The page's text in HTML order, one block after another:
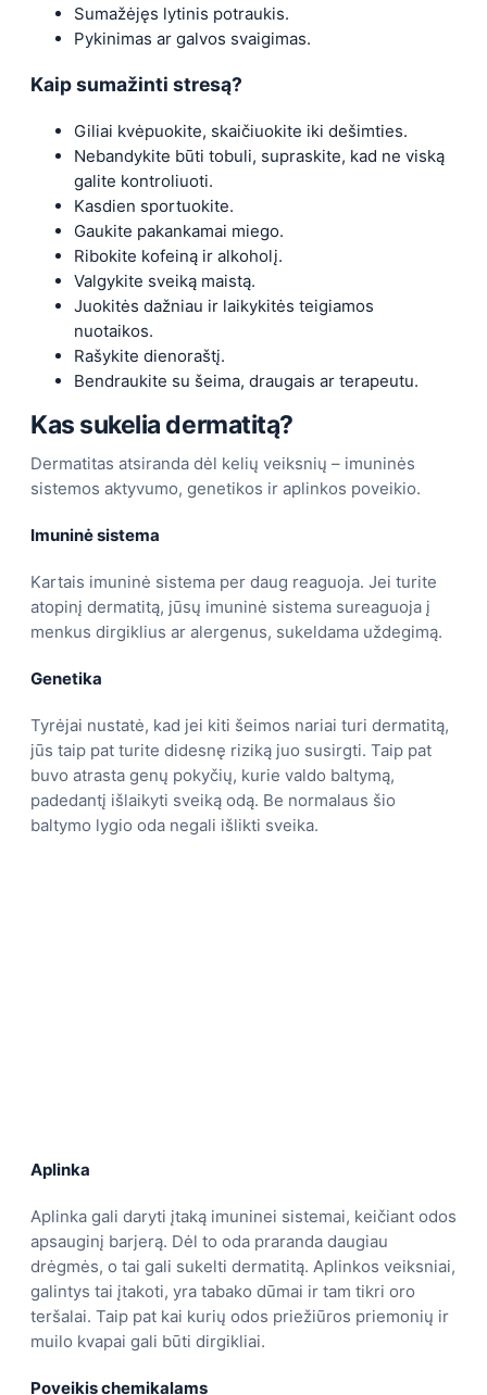
Sumažėjęs lytinis potraukis.
Pykinimas ar galvos svaigimas.
Kaip sumažinti stresą?
Giliai kvėpuokite, skaičiuokite iki dešimties.
Nebandykite būti tobuli, supraskite, kad ne viską
galite kontroliuoti.
Kasdien sportuokite.
Gaukite pakankamai miego.
Ribokite kofeiną ir alkoholį.
Valgykite sveiką maistą.
Juokitės dažniau ir laikykitės teigiamos
nuotaikos.
Rašykite dienoraštį.
Bendraukite su šeima, draugais ar terapeutu.
Kas sukelia dermatitą?
Dermatitas atsiranda dėl kelių veiksnių – imuninės
sistemos aktyvumo, genetikos ir aplinkos poveikio.
Imuninė sistema
Kartais imuninė sistema per daug reaguoja. Jei turite
atopinį dermatitą, jūsų imuninė sistema sureaguoja į
menkus dirgiklius ar alergenus, sukeldama uždegimą.
Genetika
Tyrėjai nustatė, kad jei kiti šeimos nariai turi dermatitą,
jūs taip pat turite didesnę riziką juo susirgti. Taip pat
buvo atrasta genų pokyčių, kurie valdo baltymą,
padedantį išlaikyti sveiką odą. Be normalaus šio
baltymo lygio oda negali išlikti sveika.
Aplinka
Aplinka gali daryti įtaką imuninei sistemai, keičiant odos
apsauginį barjerą. Dėl to oda praranda daugiau
drėgmės, o tai gali sukelti dermatitą. Aplinkos veiksniai,
galintys tai įtakoti, yra tabako dūmai ir tam tikri oro
teršalai. Taip pat kai kurių odos priežiūros priemonių ir
muilo kvapai gali būti dirgikliai.
Poveikis chemikalams